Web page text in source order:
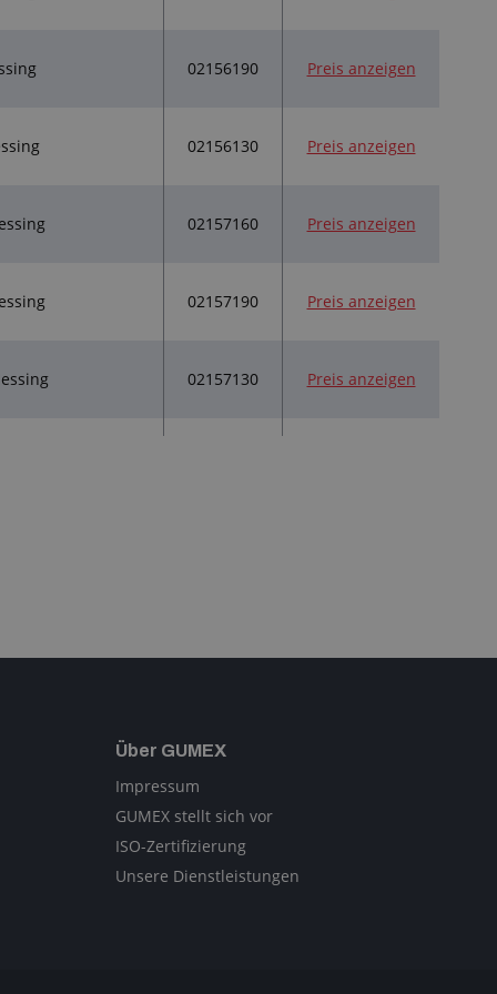
02156190 Preis anzeigen
02156130 Preis anzeigen
02157160 Preis anzeigen
02157190 Preis anzeigen
02157130 Preis anzeigen
Über GUMEX
Impressum
GUMEX stellt sich vor
ISO-Zertifizierung
Unsere Dienstleistungen